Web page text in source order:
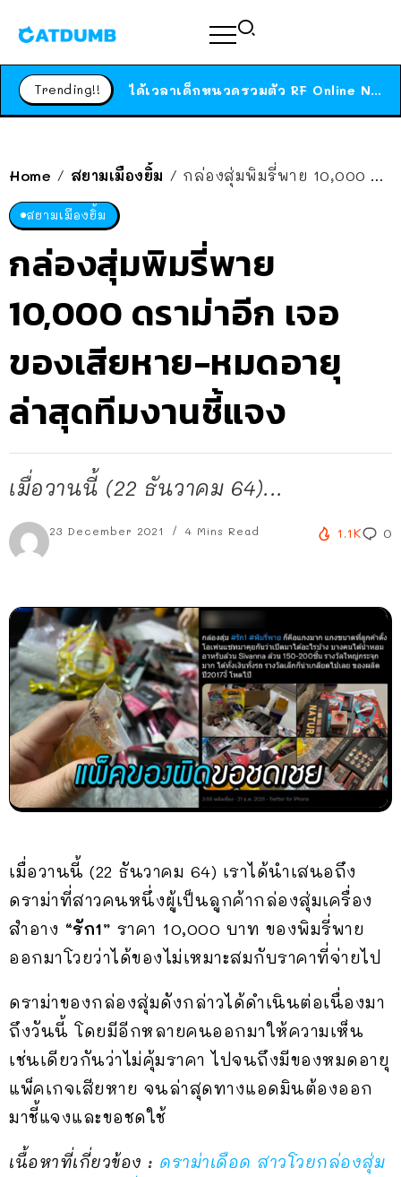
Trending!!
ได้เวลาเด็กหนวดรวมตัว RF Online Next เปิดให้เล่นแล้ว เกม Sci-Fi MMORPG ระดับตำนาน เล่นได้ทั้งมือถือและ PC
ร้านอาหารในนิวยอร์กประกาศปิดตัวลง หลังอยู่มานานกว่า 45 ปี ติดป้ายขอบคุณลูกค้าทุกคน แถมสูตรทำไวท์ซอสให้แบบจัดเต็ม
Home / สยามเมืองยิ้ม / กล่องสุ่มพิมรี่พาย 10,000 ดราม่าอีก เจอของเสียหาย-หมดอายุ ล่าสุดทีมงานชี้แจง
สยามเมืองยิ้ม
กล่องสุ่มพิมรี่พาย
10,000 ดราม่าอีก เจอ
ของเสียหาย-หมดอายุ
ล่าสุดทีมงานชี้แจง
เมื่อวานนี้ (22 ธันวาคม 64)...
23 December 2021 4 Mins Read 1.1K 0
เมื่อวานนี้ (22 ธันวาคม 64) เราได้นำเสนอถึง
ดราม่าที่สาวคนหนึ่งผู้เป็นลูกค้ากล่องสุ่มเครื่อง
สำอาง “รัก1” ราคา 10,000 บาท ของพิมรี่พาย
ออกมาโวยว่าได้ของไม่เหมาะสมกับราคาที่จ่ายไป
ดราม่าของกล่องสุ่มดังกล่าวได้ดำเนินต่อเนื่องมา
ถึงวันนี้ โดยมีอีกหลายคนออกมาให้ความเห็น
เช่นเดียวกันว่าไม่คุ้มราคา ไปจนถึงมีของหมดอายุ
แพ็คเกจเสียหาย จนล่าสุดทางแอดมินต้องออก
มาชี้แจงและขอชดใช้
เนื้อหาที่เกี่ยวข้อง : ดราม่าเดือด สาวโวยกล่องสุ่ม